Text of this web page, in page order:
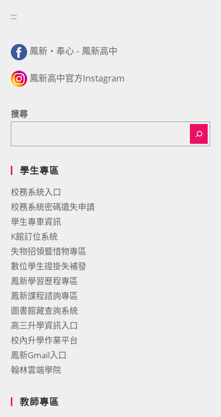
:::
鳳新・奉心 - 鳳新高中
鳳新高中官方Instagram
搜尋
學生專區
校務系統入口
校務系統密碼遺失申請
學生專車資訊
K館訂位系統
失物招領暨惜物專區
數位學生證掛失補發
鳳新學習歷程專區
鳳新課程諮詢專區
圖書館藏查詢系統
高三升學資訊入口
校內升學作業平台
鳳新Gmail入口
翰林雲端學院
教師專區